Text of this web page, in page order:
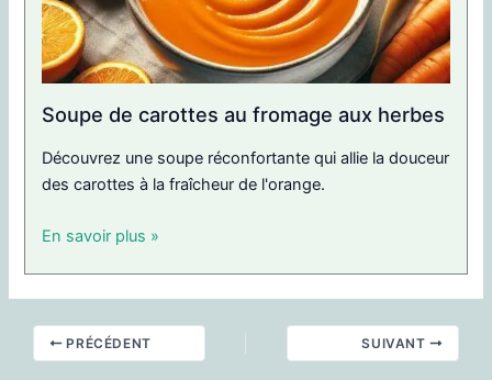
Soupe de carottes au fromage aux herbes
Découvrez une soupe réconfortante qui allie la douceur
des carottes à la fraîcheur de l'orange.
En savoir plus »
PRÉCÉDENT SUIVANT